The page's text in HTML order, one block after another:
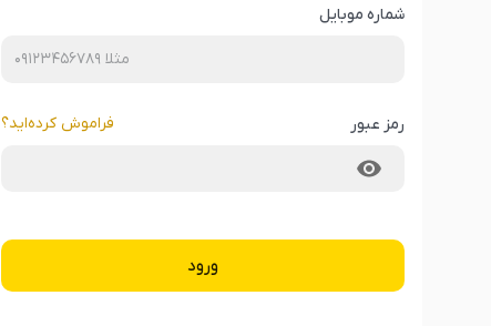
شماره موبایل
رمز عبور فراموش کرده‌‌اید؟
ورود